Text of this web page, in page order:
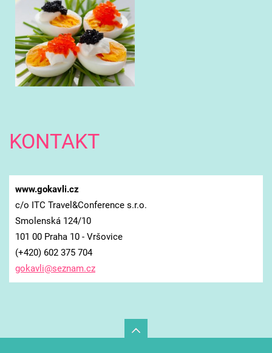
KONTAKT
www.gokavli.cz
c/o ITC Travel&Conference s.r.o.
Smolenská 124/10
101 00 Praha 10 - Vršovice
(+420) 602 375 704
gokavli@seznam.cz